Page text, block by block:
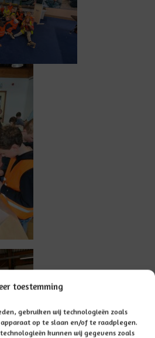
toestemming
gebruiken wij technologieën zoals
op te slaan en/of te raadplegen.
kunnen wij gegevens zoals